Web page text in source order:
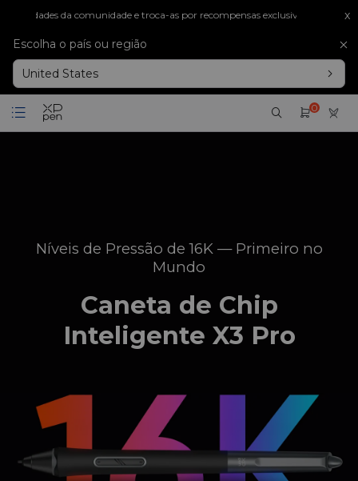
da comunidade e troca-as por recompensas exclusivas. Ganha X-
x
Escolha o país ou região
United States
0
Níveis de Pressão de 16K — Primeiro no
Mundo
Caneta de Chip
Inteligente X3 Pro